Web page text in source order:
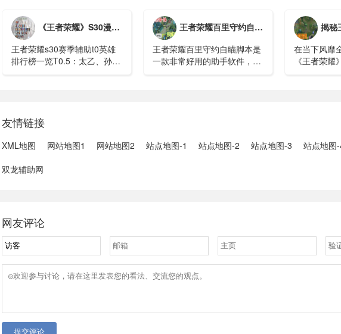
置，玩家可以设置成自己顺手
的样子，这样在打游戏是会流
畅很多。...
对于这个会不会被封号玩家们
也很关心。那么...
的话又怎么
唤师对于补
有疑惑...
《王者荣耀》S30漫游哪个英雄辅助最强t0英雄排行榜
王者荣耀s30赛季辅助t0英雄
排行榜一览​​​​​​​T0.5：太乙、孙
王者荣耀百里守约自瞄脚本
王者荣耀百里守约自瞄脚本是
一款非常好用的助手软件，帮
揭秘王者荣
在当下风靡
《王者荣
友情链接
XML地图 网站地图1 网站地图2 站点地图-1 站点地图-2 站点地图-3
站点地图
双龙辅助网
网友评论
提交评论